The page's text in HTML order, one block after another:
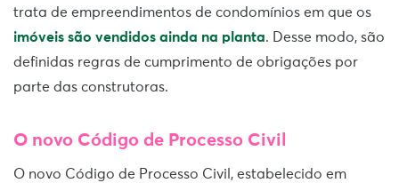
trata de empreendimentos de condomínios em que os
imóveis são vendidos ainda na planta. Desse modo, são
definidas regras de cumprimento de obrigações por
parte das construtoras.
O novo Código de Processo Civil
O novo Código de Processo Civil, estabelecido em